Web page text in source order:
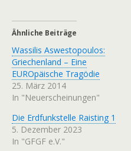
Ähnliche Beiträge
Wassilis Aswestopoulos:
Griechenland – Eine
EUROpäische Tragödie
25. März 2014
In "Neuerscheinungen"
Die Erdfunkstelle Raisting 1
5. Dezember 2023
In "GFGF e.V."